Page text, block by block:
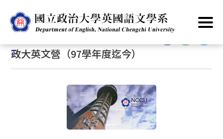
到
主
要
內
首頁 服務素養 政大英文營（97學年度迄今）
:::
政大英文營（97學年度迄今）